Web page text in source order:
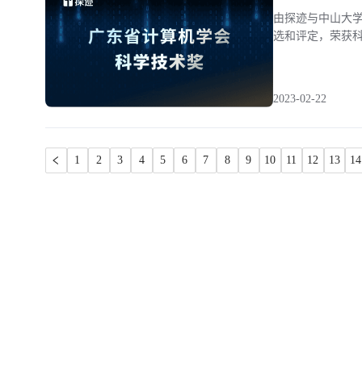
由探迹与中山大
选和评定，荣获
2023-02-22
1 2 3 4 5 6 7 8 9 10 11 12 13 14